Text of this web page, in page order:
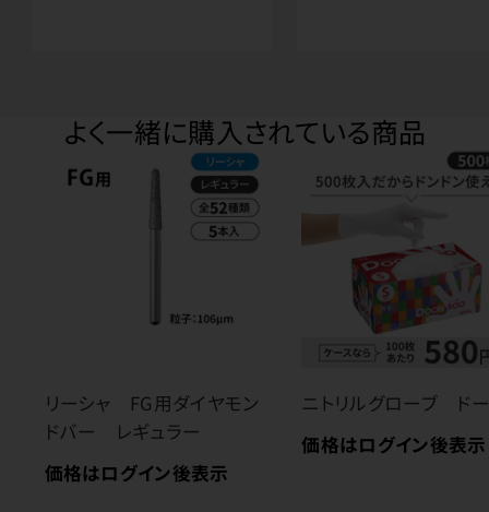
よく一緒に購入されている商品
リーシャ FG用ダイヤモン
ドバー レギュラー
価格はログイン後表示
ニトリルグローブ ド
価格はログイン後表示